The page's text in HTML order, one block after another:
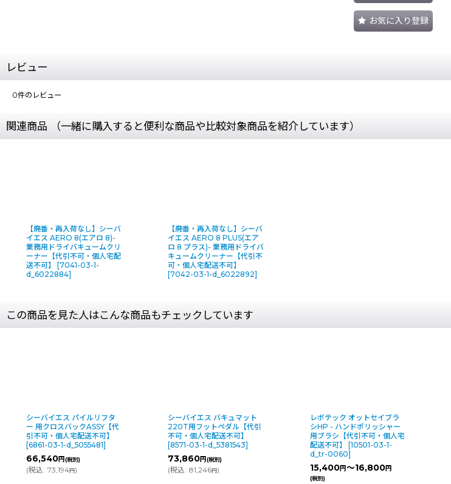
お気に入り登録
レビュー
0件のレビュー
関連商品 （一緒に購入すると便利な商品や比較対象商品を紹介しています）
【廃番・再入荷なし】シーバ
イエス AERO 8(エアロ 8)-
業務用ドライバキュームクリ
ーナー【代引不可・個人宅配
送不可】
[7041-03-1-
d_6022884]
【廃番・再入荷なし】シーバ
イエス AERO 8 PLUS(エア
ロ 8 プラス)- 業務用ドライバ
キュームクリーナー【代引不
可・個人宅配送不可】
[7042-03-1-d_6022892]
この商品を見た人はこんな商品もチェックしています
シーバイエス パイルリフタ
ー 用クロスバックASSY【代
引不可・個人宅配送不可】
[6861-03-1-d_5055481]
66,540円(税別)
(税込: 73,194円)
シーバイエス バキュマット
220T用フットペダル【代引
不可・個人宅配送不可】
[8571-03-1-d_5381543]
73,860円(税別)
(税込: 81,246円)
レボテック オットセイブラ
シHP - ハンドポリッシャー
用ブラシ【代引不可・個人宅
配送不可】
[10501-03-1-
d_tr-0060]
15,400円～16,800円
(税別)